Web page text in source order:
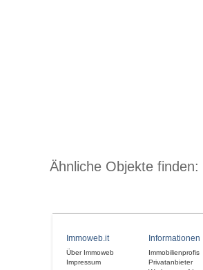
Ähnliche Objekte finden:
Immoweb.it
Über Immoweb
Impressum
Informationen
Immobilienprofis
Privatanbieter